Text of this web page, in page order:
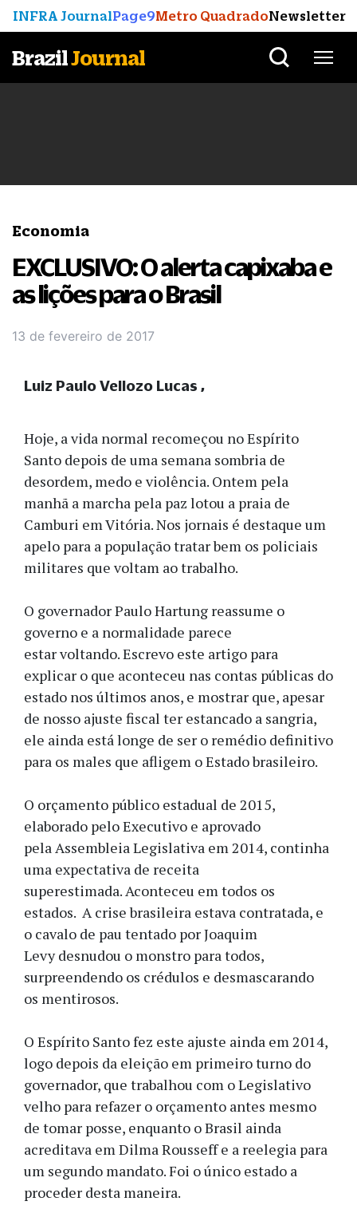
INFRA JournalPage9Metro QuadradoNewsletter
BrazilJournal
Economia
EXCLUSIVO: O alerta capixaba e
as lições para o Brasil
13 de fevereiro de 2017
Hoje, a vida normal recomeçou no Espírito
Santo depois de uma semana sombria de
desordem, medo e violência. Ontem pela
manhã a marcha pela paz lotou a praia de
Camburi em Vitória. Nos jornais é destaque um
apelo para a população tratar bem os policiais
militares que voltam ao trabalho.
O governador Paulo Hartung reassume o
governo e a normalidade parece
estar voltando. Escrevo este artigo para
explicar o que aconteceu nas contas públicas do
estado nos últimos anos, e mostrar que, apesar
de nosso ajuste fiscal ter estancado a sangria,
ele ainda está longe de ser o remédio definitivo
para os males que afligem o Estado brasileiro.
O orçamento público estadual de 2015,
elaborado pelo Executivo e aprovado
pela Assembleia Legislativa em 2014, continha
uma expectativa de receita
superestimada. Aconteceu em todos os
estados. A crise brasileira estava contratada, e
o cavalo de pau tentado por Joaquim
Levy desnudou o monstro para todos,
surpreendendo os crédulos e desmascarando
os mentirosos.
O Espírito Santo fez este ajuste ainda em 2014,
logo depois da eleição em primeiro turno do
governador, que trabalhou com o Legislativo
velho para refazer o orçamento antes mesmo
de tomar posse, enquanto o Brasil ainda
acreditava em Dilma Rousseff e a reelegia para
um segundo mandato. Foi o único estado a
proceder desta maneira.
Luiz Paulo Vellozo Lucas